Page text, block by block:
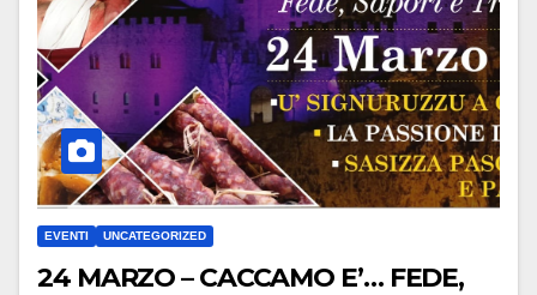
EVENTI UNCATEGORIZED
24 MARZO – CACCAMO E’… FEDE,